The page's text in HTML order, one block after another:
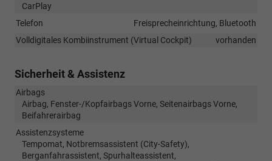
CarPlay
Telefon
Freisprecheinrichtung, Bluetooth
Volldigitales Kombiinstrument (Virtual Cockpit)
vorhanden
Sicherheit & Assistenz
Airbags
Airbag, Fenster-/Kopfairbags Vorne, Seitenairbags Vorne,
Beifahrerairbag
Assistenzsysteme
Tempomat, Notbremsassistent (City-Safety),
Berganfahrassistent, Spurhalteassistent,